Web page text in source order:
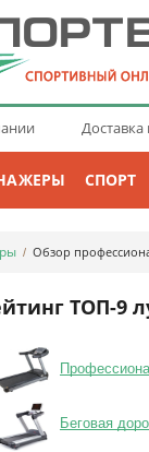
Доставка
СПОРТ
/ Обзор
Рейтинг ТОП-
Беговая